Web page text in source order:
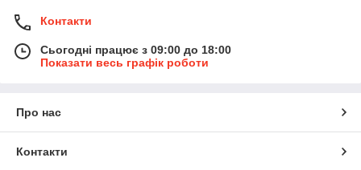
Контакти
Сьогодні працює з 09:00 до 18:00
Показати весь графік роботи
Про нас
Контакти